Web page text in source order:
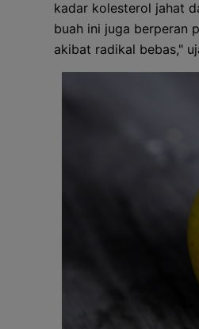
kadar kolesterol jahat
buah ini juga berperan
akibat radikal bebas,"